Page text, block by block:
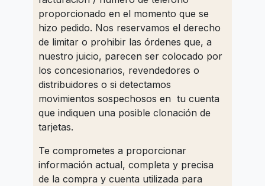
proporcionado en el momento que se
hizo pedido. Nos reservamos el derecho
de limitar o prohibir las órdenes que, a
nuestro juicio, parecen ser colocado por
los concesionarios, revendedores o
distribuidores o si detectamos
movimientos sospechosos en tu cuenta
que indiquen una posible clonación de
tarjetas.
Te comprometes a proporcionar
información actual, completa y precisa
de la compra y cuenta utilizada para